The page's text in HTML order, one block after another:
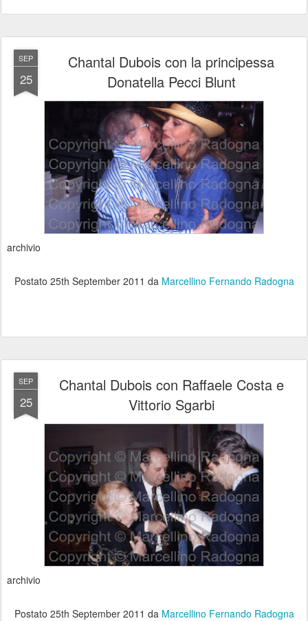
SEP
25
Chantal Dubois con la principessa
Donatella Pecci Blunt
archivio
Postato 25th September 2011 da Marcellino Fernando Radogna
SEP
25
Chantal Dubois con Raffaele Costa e
Vittorio Sgarbi
archivio
Postato 25th September 2011 da Marcellino Fernando Radogna